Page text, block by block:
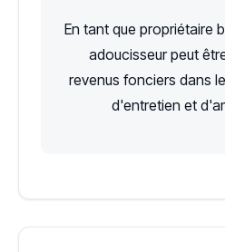
En tant que propriétaire
adoucisseur peut
revenus fonciers dans
d'entretien et